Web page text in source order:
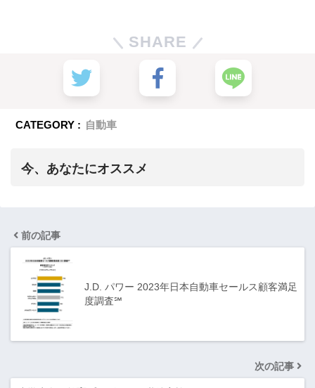
SHARE
CATEGORY : 自動車
今、あなたにオススメ
前の記事
J.D. パワー 2023年日本自動車セールス顧客満足
度調査℠
次の記事